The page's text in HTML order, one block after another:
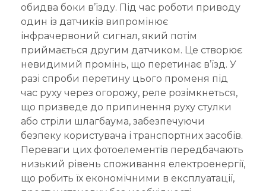
обидва боки в’їзду. Під час роботи приводу
один із датчиків випромінює
інфрачервоний сигнал, який потім
приймається другим датчиком. Це створює
невидимий промінь, що перетинає в’їзд. У
разі спроби перетину цього променя під
час руху через огорожу, реле розімкнеться,
що призведе до припинення руху стулки
або стріли шлагбаума, забезпечуючи
безпеку користувача і транспортних засобів.
Переваги цих фотоелементів передбачають
низький рівень споживання електроенергії,
що робить їх економічними в експлуатації,